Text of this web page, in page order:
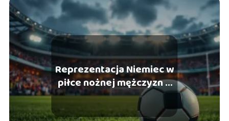
Reprezentacja Niemiec w
piłce nożnej mężczyzn –
historia, sukcesy, najwięksi
piłkarze